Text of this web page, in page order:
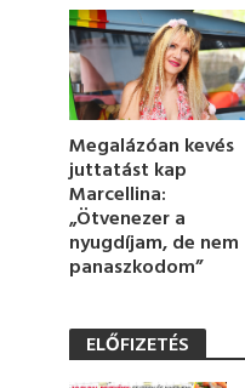
3
s
e
c
o
n
s
Megalázóan kevés
juttatást kap
Marcellina:
„Ötvenezer a
nyugdíjam, de nem
panaszkodom”
ELŐFIZETÉS